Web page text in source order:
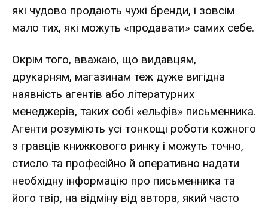
які чудово продають чужі бренди, і зовсім
мало тих, які можуть «продавати» самих себе.
Окрім того, вважаю, що видавцям,
друкарням, магазинам теж дуже вигідна
наявність агентів або літературних
менеджерів, таких собі «ельфів» письменника.
Агенти розуміють усі тонкощі роботи кожного
з гравців книжкового ринку і можуть точно,
стисло та професійно й оперативно надати
необхідну інформацію про письменника та
його твір, на відміну від автора, який часто